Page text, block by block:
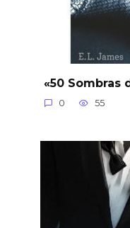
«50 Sombras
0 55